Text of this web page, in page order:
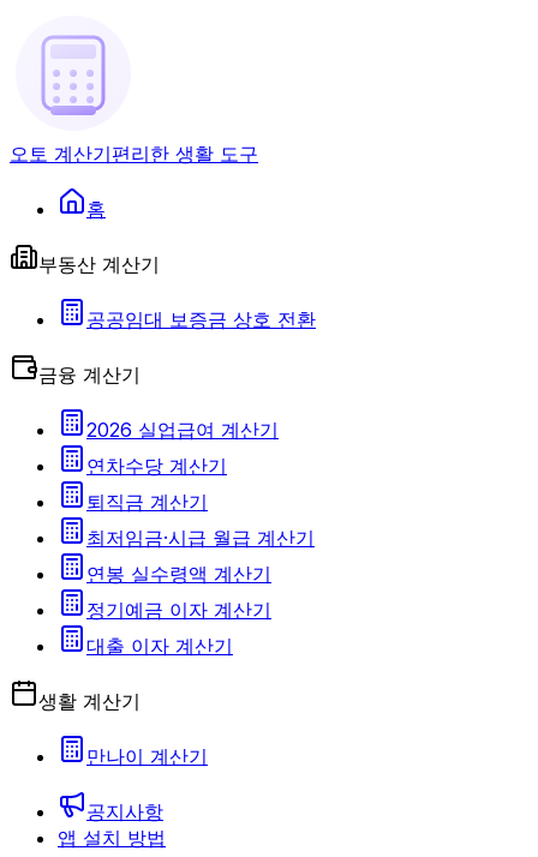
오토 계산기편리한 생활 도구
홈
부동산 계산기
공공임대 보증금 상호 전환
금융 계산기
2026 실업급여 계산기
연차수당 계산기
퇴직금 계산기
최저임금·시급 월급 계산기
연봉 실수령액 계산기
정기예금 이자 계산기
대출 이자 계산기
생활 계산기
만나이 계산기
공지사항
앱 설치 방법